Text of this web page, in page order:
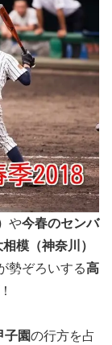
や今春のセンバ
模（神奈川）
勢ぞろいする高
子園の行方を占